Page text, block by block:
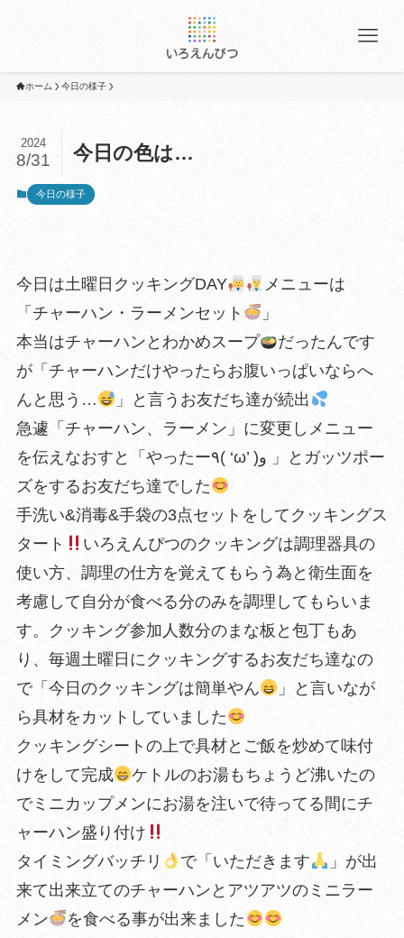
ホーム 今日の様子
今日の色は…
2024
8/31
今日の様子
今日は土曜日クッキングDAY
メニューは
「チャーハン・ラーメンセット
」
本当はチャーハンとわかめスープ
だったんです
が「チャーハンだけやったらお腹いっぱいならへ
んと思う…
」と言うお友だち達が続出
急遽「チャーハン、ラーメン」に変更しメニュー
を伝えなおすと「やったー٩( ‘ω’ )و 」とガッツポー
ズをするお友だち達でした
手洗い&消毒&手袋の3点セットをしてクッキングス
タート
いろえんぴつのクッキングは調理器具の
使い方、調理の仕方を覚えてもらう為と衛生面を
考慮して自分が食べる分のみを調理してもらいま
す。クッキング参加人数分のまな板と包丁もあ
り、毎週土曜日にクッキングするお友だち達なの
で「今日のクッキングは簡単やん
」と言いなが
ら具材をカットしていました
クッキングシートの上で具材とご飯を炒めて味付
けをして完成
ケトルのお湯もちょうど沸いたの
でミニカップメンにお湯を注いで待ってる間にチ
ャーハン盛り付け
タイミングバッチリ
で「いただきます
」が出
来て出来立てのチャーハンとアツアツのミニラー
メン
を食べる事が出来ました